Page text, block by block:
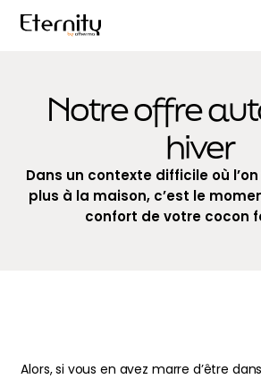
Notre offre
hiver
Dans un contexte difficile où
plus à la maison, c’est le
confort de votre cocon
Alors, si vous en avez marre d’être